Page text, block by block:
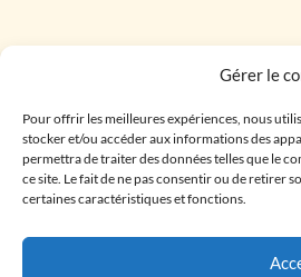
Gérer le
Pour offrir les meilleures expériences, nous
stocker et/ou accéder aux informations des
permettra de traiter des données telles que le
ce site. Le fait de ne pas consentir ou de retirer
certaines caractéristiques et fonctions.